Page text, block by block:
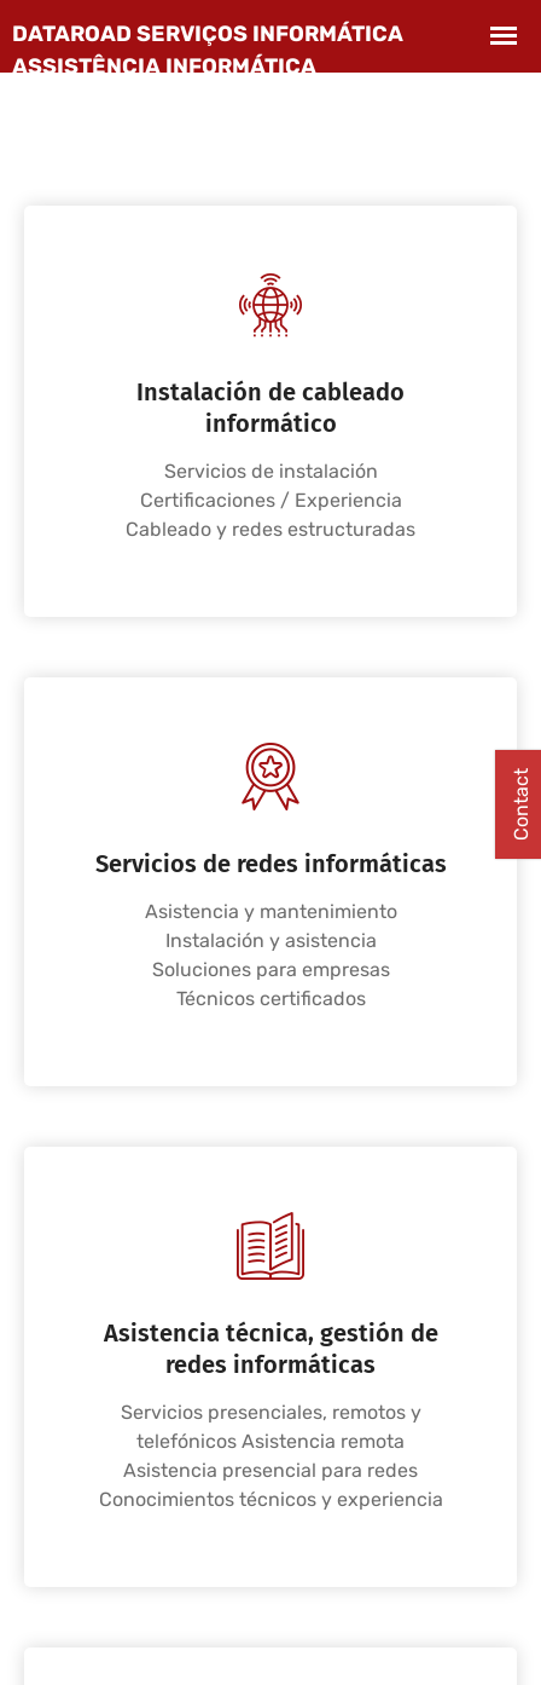
Instalación de cableado
informático
Servicios de instalación
Certificaciones / Experiencia
Cableado y redes estructuradas
Servicios de redes informáticas
Asistencia y mantenimiento
Instalación y asistencia
Soluciones para empresas
Técnicos certificados
Asistencia técnica, gestión de
redes informáticas
Servicios presenciales, remotos y
telefónicos Asistencia remota
Asistencia presencial para redes
Conocimientos técnicos y experiencia
Contact